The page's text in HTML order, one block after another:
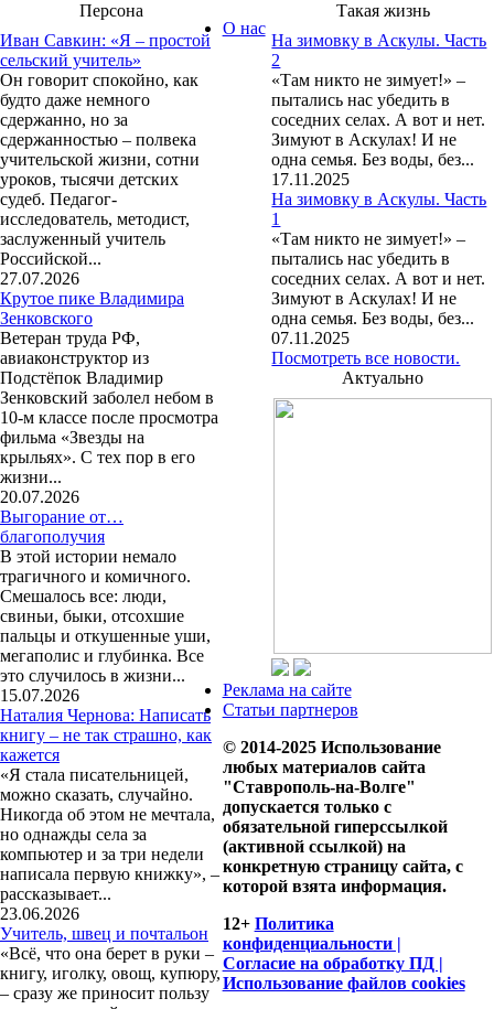
Персона
Иван Савкин: «Я – простой
сельский учитель»
Он говорит спокойно, как
будто даже немного
сдержанно, но за
сдержанностью – полвека
учительской жизни, сотни
уроков, тысячи детских
судеб. Педагог-
исследователь, методист,
заслуженный учитель
Российской...
27.07.2026
Крутое пике Владимира
Зенковского
Ветеран труда РФ,
авиаконструктор из
Подстёпок Владимир
Зенковский заболел небом в
10-м классе после просмотра
фильма «Звезды на
крыльях». С тех пор в его
жизни...
20.07.2026
Выгорание от…
благополучия
В этой истории немало
трагичного и комичного.
Смешалось все: люди,
свиньи, быки, отсохшие
пальцы и откушенные уши,
мегаполис и глубинка. Все
это случилось в жизни...
15.07.2026
Наталия Чернова: Написать
книгу – не так страшно, как
кажется
«Я стала писательницей,
можно сказать, случайно.
Никогда об этом не мечтала,
но однажды села за
компьютер и за три недели
написала первую книжку», –
рассказывает...
23.06.2026
Учитель, швец и почтальон
«Всё, что она берет в руки –
книгу, иголку, овощ, купюру,
– сразу же приносит пользу
Такая жизнь
На зимовку в Аскулы. Часть
2
«Там никто не зимует!» –
пытались нас убедить в
соседних селах. А вот и нет.
Зимуют в Аскулах! И не
одна семья. Без воды, без...
17.11.2025
На зимовку в Аскулы. Часть
1
«Там никто не зимует!» –
пытались нас убедить в
соседних селах. А вот и нет.
Зимуют в Аскулах! И не
одна семья. Без воды, без...
07.11.2025
Посмотреть все новости.
Актуально
О нас
Реклама на сайте
Статьи партнеров
© 2014-2025 Использование
любых материалов сайта
"Ставрополь-на-Волге"
допускается только с
обязательной гиперссылкой
(активной ссылкой) на
конкретную страницу сайта, с
которой взята информация.
12+ Политика
конфиденциальности |
Согласие на обработку ПД |
Использование файлов cookies